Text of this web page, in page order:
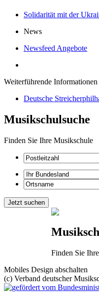
Solidarität mit der
News
Newsfeed Angebote
Weiterführende Informationen
Deutsche
Musikschulsuche
Finden Sie Ihre Musikschule
Finden Sie
Mobiles Design abschalten
(c) Verband deutscher